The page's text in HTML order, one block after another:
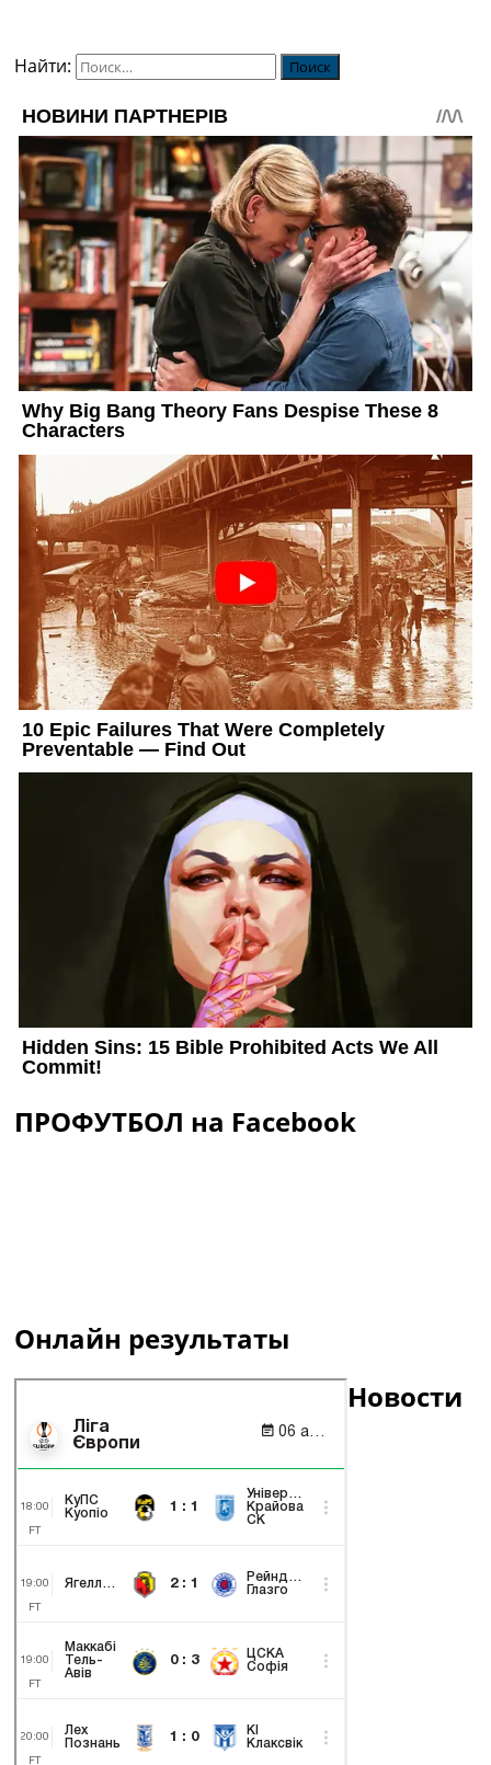
Найти:
ПРОФУТБОЛ на Facebook
Онлайн результаты
Новости